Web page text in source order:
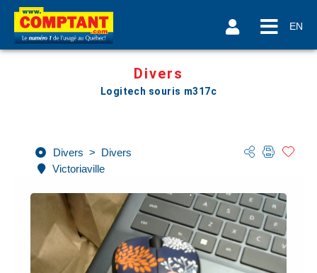
EN
Divers
Logitech souris m317c
Divers > Divers
Victoriaville